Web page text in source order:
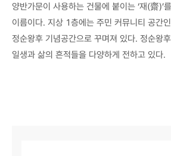
양반가문이 사용하는 건물에 붙이는 ‘재(齋)’
이름이다. 지상 1층에는 주민 커뮤니티 공간인
정순왕후 기념공간으로 꾸며져 있다. 정순왕
일생과 삶의 흔적들을 다양하게 전하고 있다.